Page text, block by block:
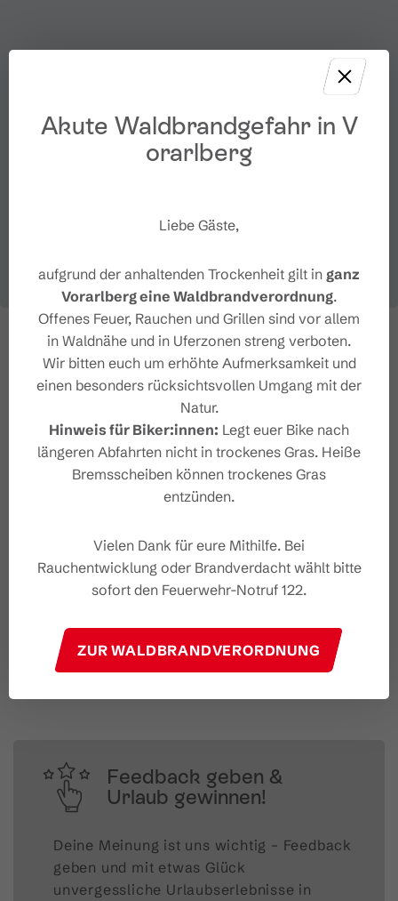
Feedback geben &
Urlaub gewinnen!
Deine Meinung ist uns wichtig – Feedback
geben und mit etwas Glück
unvergessliche Urlaubserlebnisse in
Akute Waldbrandgefahr in V
orarlberg
Liebe Gäste,
aufgrund der anhaltenden Trockenheit gilt in ganz
Vorarlberg eine Waldbrandverordnung.
Offenes Feuer, Rauchen und Grillen sind vor allem
in Waldnähe und in Uferzonen streng verboten.
Wir bitten euch um erhöhte Aufmerksamkeit und
einen besonders rücksichtsvollen Umgang mit der
Natur.
Hinweis für Biker:innen: Legt euer Bike nach
längeren Abfahrten nicht in trockenes Gras. Heiße
Bremsscheiben können trockenes Gras
entzünden.
Vielen Dank für eure Mithilfe. Bei
Rauchentwicklung oder Brandverdacht wählt bitte
sofort den Feuerwehr-Notruf 122.
ZUR WALDBRANDVERORDNUNG